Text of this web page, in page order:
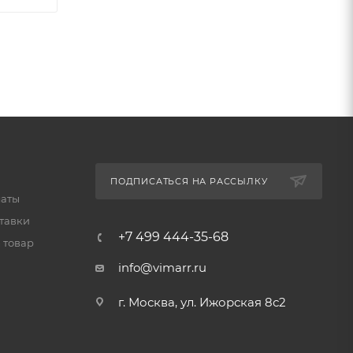
товар
ПОДПИСАТЬСЯ НА РАССЫЛКУ
+7 499 444-35-68
info@vimarr.ru
г. Москва, ул. Ижорская 8с2